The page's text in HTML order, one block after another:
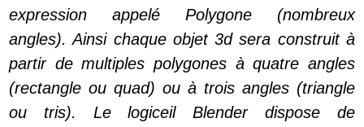
expression appelé Polygone (nombreux
angles). Ainsi chaque objet 3d sera construit à
partir de multiples polygones à quatre angles
(rectangle ou quad) ou à trois angles (triangle
ou tris). Le logiceil Blender dispose de